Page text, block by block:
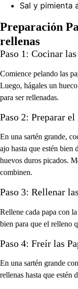
Sal y pimienta
Preparación
rellenas
Paso 1: Cocinar las
Comience pelando las
Luego, hágales un
para ser rellenadas.
Paso 2: Preparar
En una sartén grande,
ajo hasta que estén bien
huevos duros picados.
combinen.
Paso 3: Rellenar
Rellene cada papa con
bien para que el relleno
Paso 4: Freír las
En una sartén grande
rellenas hasta que estén